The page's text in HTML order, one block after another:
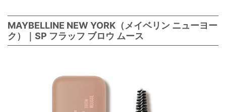
MAYBELLINE NEW YORK（メイベリン ニューヨー
ク）｜SP フラッフ ブロウ ムース